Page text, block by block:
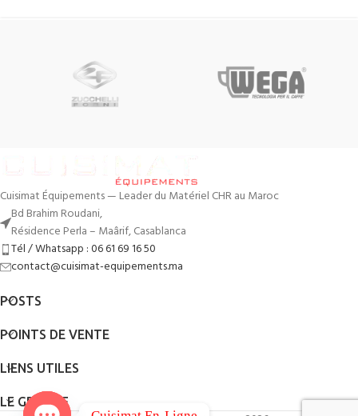
Cuisimat Équipements — Leader du Matériel CHR au Maroc
Bd Brahim Roudani,
Résidence Perla – Maârif, Casablanca
Tél / Whatsapp : 06 61 69 16 50
contact@cuisimat-equipements.ma
POSTS
POINTS DE VENTE
LIENS UTILES
LE GROUPE